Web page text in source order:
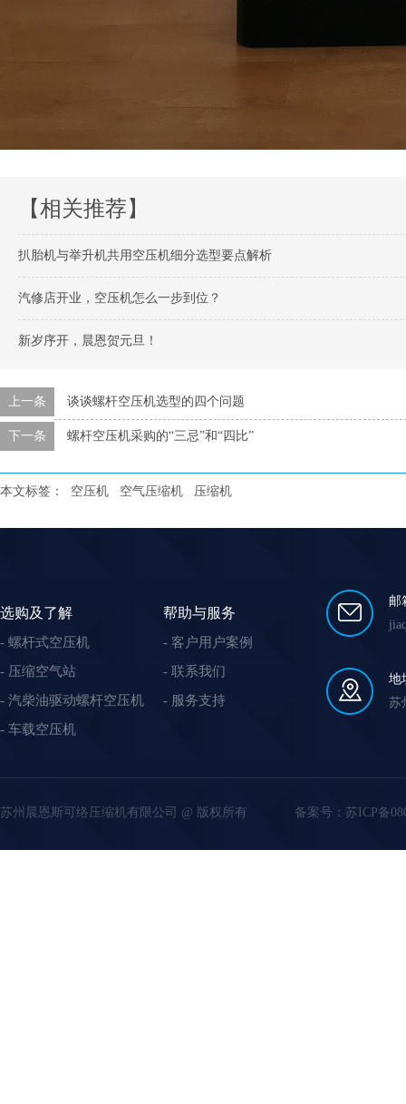
【相关推荐】
扒胎机与举升机共用空压机细分选型要点解析
汽修店开业，空压机怎么一步到位？
新岁序开，晨恩贺元旦！
上一条 谈谈螺杆空压机选型的四个问题
下一条 螺杆空压机采购的“三忌”和“四比”
本文标签： 空压机 空气压缩机 压缩机
选购及了解
螺杆式空压机
压缩空气站
汽柴油驱动螺杆空压机
车载空压机
帮助与服务
客户用户案例
联系我们
服务支持
邮
地
苏
苏州晨恩斯可络压缩机有限公司 @ 版权所有 备案号： 苏ICP备